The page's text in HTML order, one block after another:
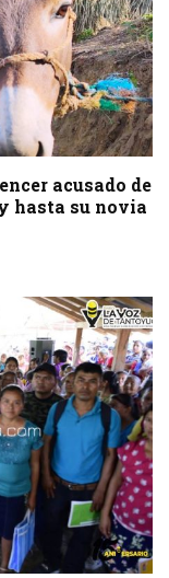
acusado de
hasta su novia